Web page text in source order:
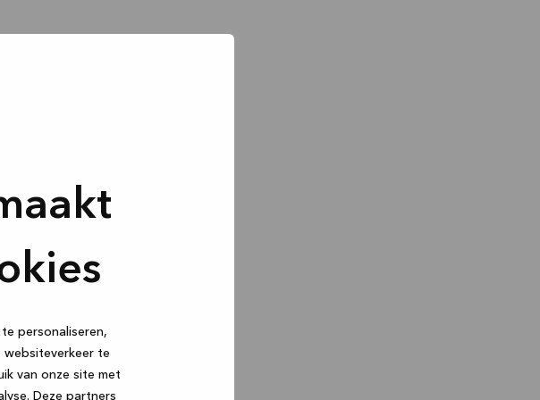
personaliseren,
websiteverkeer te
van onze site met
Deze partners